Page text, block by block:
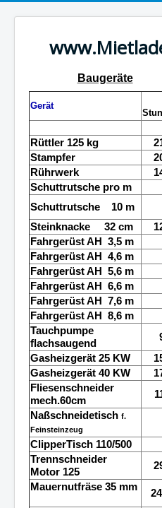
Baugeräte
Gerät
Rüttler 125 kg
Stampfer
Rührwerk
Schuttrutsche pro m
Schuttrutsche
10 m
Steinknacke 32 cm
Fahrgerüst AH
3,5 m
Fahrgerüst AH
4,6 m
Fahrgerüst AH
5,6 m
Fahrgerüst AH
6,6 m
Fahrgerüst AH
7,6 m
Fahrgerüst AH
8,6 m
Tauchpumpe
flachsaugend
Gasheizgerät 25 KW
Gasheizgerät 40 KW
Fliesenschneider
mech.60cm
Naßschneidetisch f.
Feinsteinzeug
ClipperTisch 110/500
Trennschneider
Motor 125
Mauernutfräse 35 mm